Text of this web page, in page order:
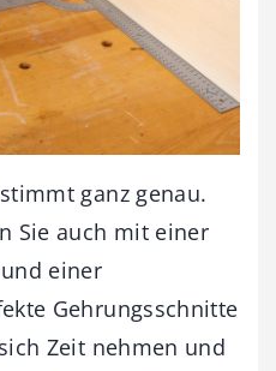
ganz genau.
Sie auch mit einer
einer
Gehrungsschnitte
Zeit nehmen und